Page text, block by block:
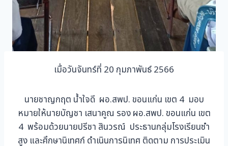
เมื่อวันจันทร์ที่ 20 กุมภาพันธ์ 2566
นายชาญกฤต น้ำใจดี ผอ.สพป. ขอนแก่น เขต 4 มอบ
หมายให้นายบัญชา เสนาคูณ รอง ผอ.สพป. ขอนแก่น เขต
4 พร้อมด้วยนายปรีชา สินวรณ์ ประธานกลุ่มโรงเรียนซำ
สูง และศึกษานิเทศก์ ดำเนินการนิเทศ ติดตาม การประเมิน